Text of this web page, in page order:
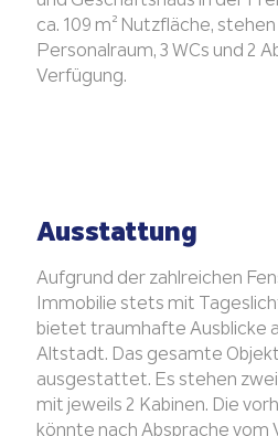
ca. 109 m² Nutzfläche,
Personalraum, 3 WCs und 2
Verfügung.
Ausstattung
Aufgrund der zahlreichen
Immobilie stets mit
bietet traumhafte Ausblicke
Altstadt. Das gesamte
ausgestattet. Es stehen zwei
mit jeweils 2 Kabinen. Die
könnte nach Absprache vom